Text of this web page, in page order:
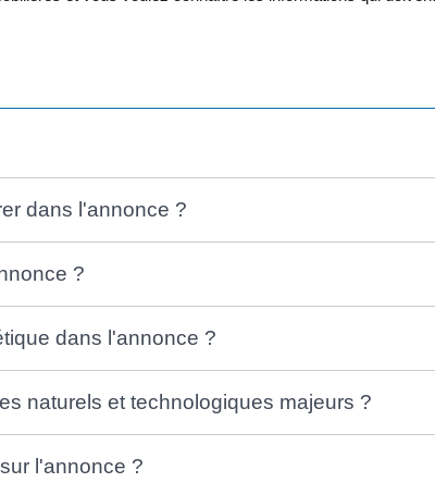
dans l'annonce ?
?
dans l'annonce ?
naturels et technologiques majeurs ?
l'annonce ?